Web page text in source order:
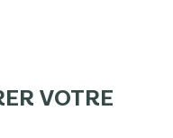
VOTRE